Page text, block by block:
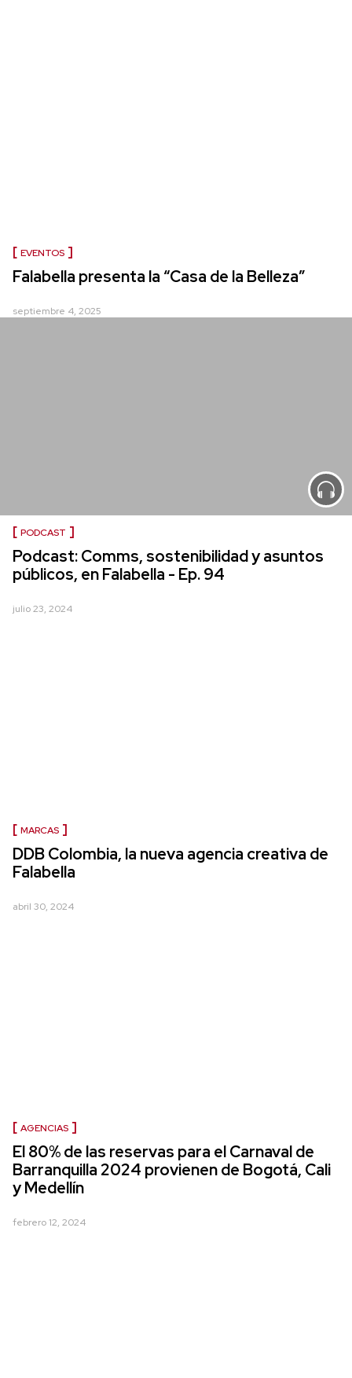
EVENTOS
Falabella presenta la “Casa de la Belleza”
septiembre 4, 2025
PODCAST
Podcast: Comms, sostenibilidad y asuntos
públicos, en Falabella - Ep. 94
julio 23, 2024
MARCAS
DDB Colombia, la nueva agencia creativa de
Falabella
abril 30, 2024
AGENCIAS
El 80% de las reservas para el Carnaval de
Barranquilla 2024 provienen de Bogotá, Cali
y Medellín
febrero 12, 2024